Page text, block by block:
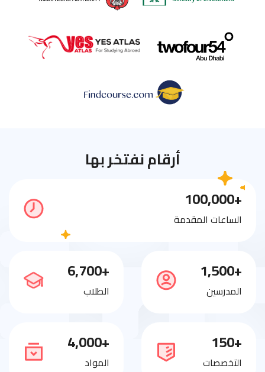
أرقام نفتخر بها
+100,000
الساعات المقدمة
+1,500
المدرسين
+6,700
الطلاب
+150
التخصصات
+4,000
المواد